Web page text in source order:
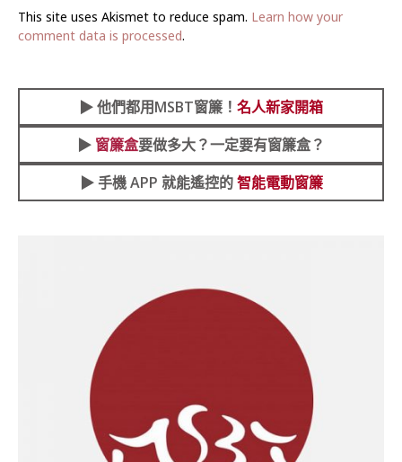
This site uses Akismet to reduce spam. Learn how your
comment data is processed.
▶︎他們都用MSBT窗簾！ 名人新家開箱
▶︎ 窗簾盒要做多大？一定要有窗簾盒？
▶︎ 手機 APP 就能遙控的智能電動窗簾